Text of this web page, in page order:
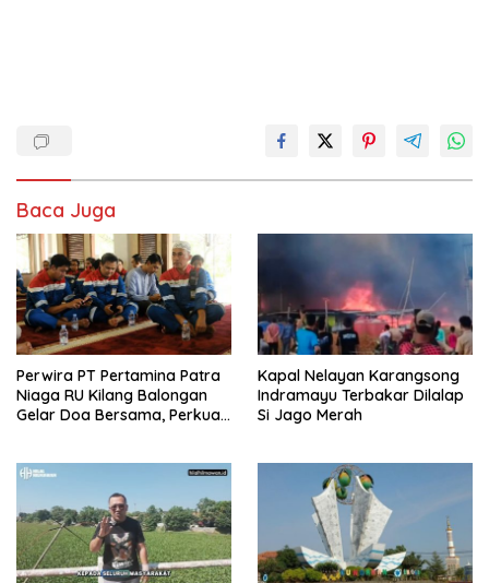
Baca Juga
Perwira PT Pertamina Patra
Niaga RU Kilang Balongan
Gelar Doa Bersama, Perkuat
Kapal Nelayan Karangsong
Indramayu Terbakar Dilalap
Si Jago Merah